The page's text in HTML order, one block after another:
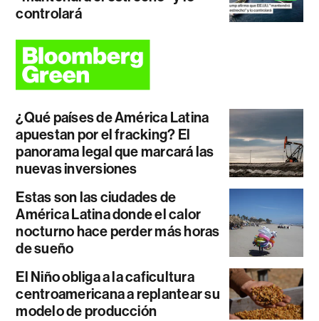
controlará
¿Qué países de América Latina
apuestan por el fracking? El
panorama legal que marcará las
nuevas inversiones
Estas son las ciudades de
América Latina donde el calor
nocturno hace perder más horas
de sueño
El Niño obliga a la caficultura
centroamericana a replantear su
modelo de producción